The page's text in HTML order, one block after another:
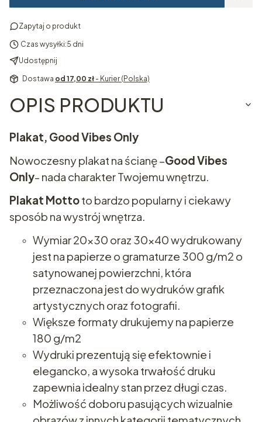
Zapytaj o produkt
Czas wysyłki:5 dni
Udostępnij
Dostawa od 17,00 zł - Kurier (Polska)
OPIS PRODUKTU
Plakat, Good Vibes Only
Nowoczesny plakat na ścianę –Good Vibes
Only- nada charakter Twojemu wnętrzu.
Plakat Mottoto bardzo popularny i ciekawy
sposób na wystrój wnętrza.
Wymiar 20x30 oraz 30x40 wydrukowany
jest na papierze o gramaturze 300 g/m2 o
satynowanej powierzchni, która
przeznaczona jest do wydruków grafik
artystycznych oraz fotografii.
Większe formaty drukujemy na papierze
180 g/m2
Wydruki prezentują się efektownie i
elegancko, a wysoka trwałość druku
zapewnia idealny stan przez długi czas.
Możliwość doboru pasujących wizualnie